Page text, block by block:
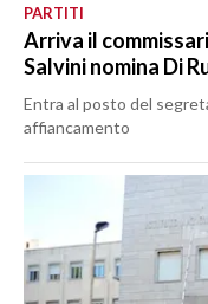
PARTITI
Arriva il
Salvini nomina Di
Entra al posto del
affiancamento